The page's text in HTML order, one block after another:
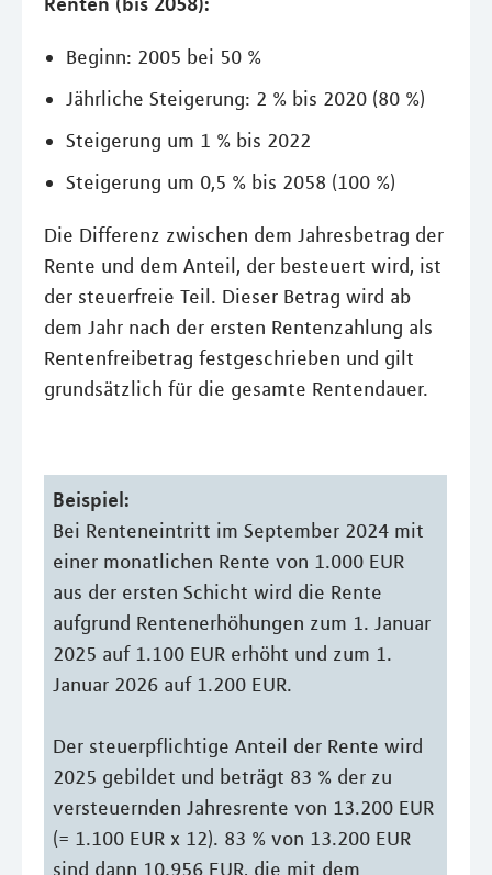
Beginn: 2005 bei 50 %
Jährliche Steigerung: 2 % bis 2020 (80 %)
Steigerung um 1 % bis 2022
Steigerung um 0,5 % bis 2058 (100 %)
Die Differenz zwischen dem Jahresbetrag der
Rente und dem Anteil, der besteuert wird, ist
der steuerfreie Teil. Dieser Betrag wird ab
dem Jahr nach der ersten Rentenzahlung als
Rentenfreibetrag festgeschrieben und gilt
grundsätzlich für die gesamte Rentendauer.
Beispiel:
Bei Renteneintritt im September 2024 mit
einer monatlichen Rente von 1.000 EUR
aus der ersten Schicht wird die Rente
aufgrund Rentenerhöhungen zum 1. Januar
2025 auf 1.100 EUR erhöht und zum 1.
Januar 2026 auf 1.200 EUR.
Der steuerpflichtige Anteil der Rente wird
2025 gebildet und beträgt 83 % der zu
versteuernden Jahresrente von 13.200 EUR
(= 1.100 EUR x 12). 83 % von 13.200 EUR
sind dann 10.956 EUR, die mit dem